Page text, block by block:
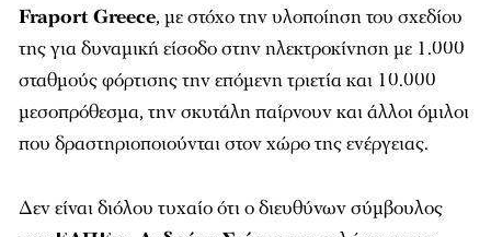
FraportGreece, με στόχο την υλοποίηση του σχεδίου
της για δυναμική είσοδο στην ηλεκτροκίνηση με 1.000
σταθμούς φόρτισης την επόμενη τριετία και 10.000
μεσοπρόθεσμα, την σκυτάλη παίρνουν και άλλοι όμιλοι
που δραστηριοποιούνται στον χώρο της ενέργειας.
Δεν είναι διόλου τυχαίο ότι ο διευθύνων σύμβουλος